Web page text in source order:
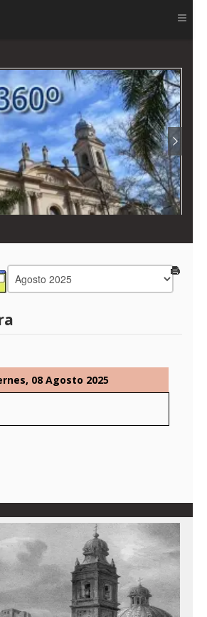
Ver más
08 Agosto 2025